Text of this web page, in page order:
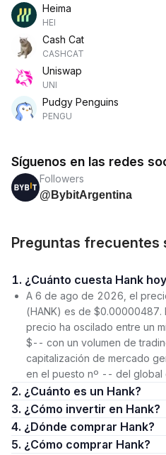
Heima
HEI
Cash Cat
CASHCAT
Uniswap
UNI
Pudgy Penguins
PENGU
Síguenos en las redes
Followers
@BybitArgentina
Preguntas frecuentes
1. ¿Cuánto cuesta Hank
A 6 de ago de 2026, el
(HANK) es de $0.00000487.
precio ha oscilado entre un
$-- con un volumen de
capitalización de mercado
en el puesto nº -- del global
2. ¿Cuánto es un Hank?
3. ¿Cómo invertir en Hank?
4. ¿Dónde comprar Hank?
5. ¿Cómo comprar Hank?